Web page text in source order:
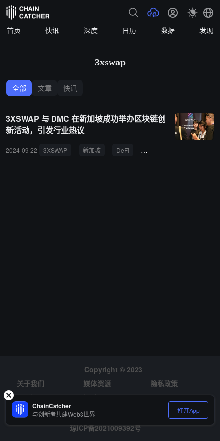
首页 快讯 深度 日历 数据 发现
3xswap
全部 文章 快讯
3XSWAP 与 DMC 在新加坡成功举办区块链创
新活动，引发行业热议
2024-09-22 3XSWAP 新加坡 DeFi 去中心化金融
Copyright © 2023
关于我们
媒体资源
隐私政策
风险提示
招聘
琼ICP备2021009392号
ChainCatcher
与创新者共建Web3世界 打开App